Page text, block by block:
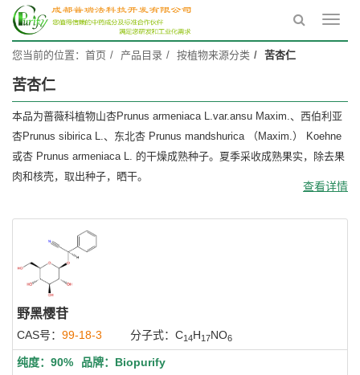
您当前的位置： 首页 产品目录 按植物来源分类 苦杏仁
苦杏仁
本品为蔷薇科植物山杏Prunus armeniaca L.var.ansu Maxim.、西伯利亚
杏Prunus sibirica L.、东北杏 Prunus mandshurica （Maxim.） Koehne
或杏 Prunus armeniaca L. 的干燥成熟种子。夏季采收成熟果实，除去果
肉和核壳，取出种子，晒干。
查看详情
野黑樱苷
CAS号： 99-18-3 分子式：C14H17NO6
纯度：90% 品牌：Biopurify